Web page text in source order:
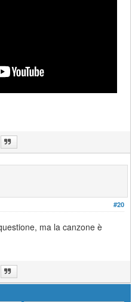
#20
ma la canzone è